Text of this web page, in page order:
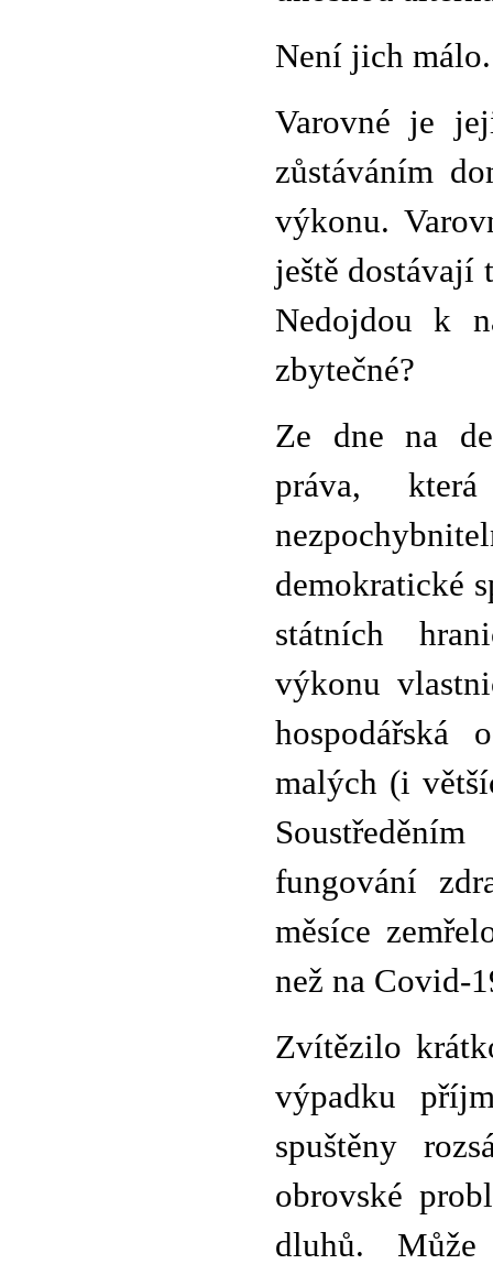
Není jich málo.
Varovné je
zůstáváním
výkonu.
ještě dostávají
Nedojdou k
zbytečné?
Ze dne na
práva,
demokratické
státních
výkonu
malých (i
fungování
měsíce
než na Covid-
Zvítězilo
výpadku
spuštěny
obrovské
dluhů.